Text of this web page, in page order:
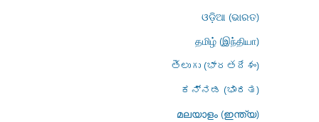
ଓଡ଼ିଆ (ଭାରତ)
தமிழ் (இந்தியா)
తెలుగు (భారతదేశం)
ಕನ್ನಡ (ಭಾರತ)
മലയാളം (ഇന്ത്യ)